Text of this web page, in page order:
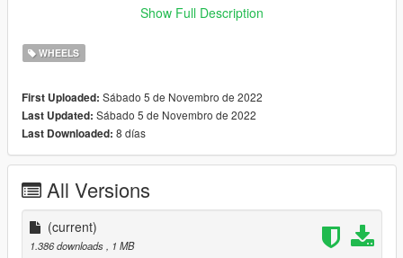
chday22ng/vehiclemods/wheels_mods.rpf
Show Full Description
WHEELS
First Uploaded: Sábado 5 de Novembro de 2022
Last Updated: Sábado 5 de Novembro de 2022
Last Downloaded: 8 días
All Versions
(current)
1.386 downloads
, 1 MB